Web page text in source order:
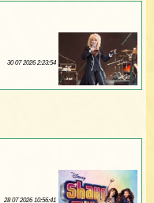
30 07 2026 2:23:54
28 07 2026 10:56:41